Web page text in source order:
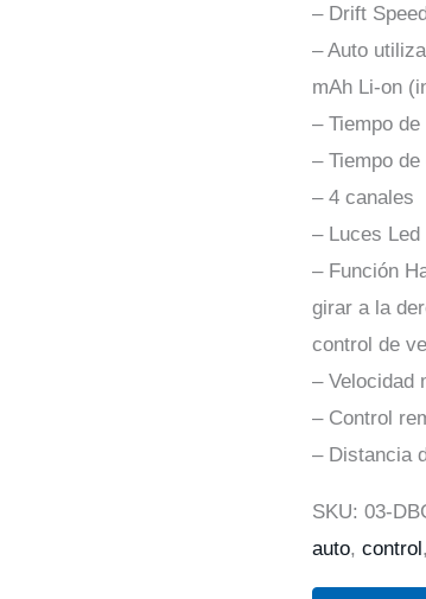
– Drift
– Auto
mAh Li-on
– Tiempo
– Tiempo
– 4 canales
– Luces Led
– Función
girar a la
control de
– Velocidad
– Control
– Distancia
SKU: 03-
auto, control,